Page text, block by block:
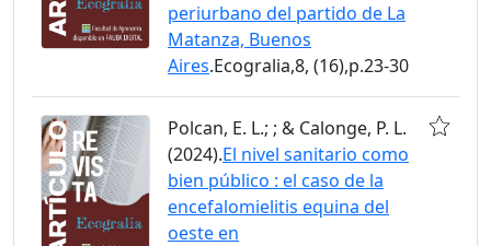
periurbano del partido de La
Matanza, Buenos
Aires.Ecogralia,8, (16),p.23-30
Polcan, E. L.; ; & Calonge, P. L.
(2024).El nivel sanitario como
bien público : el caso de la
encefalomielitis equina del
oeste en